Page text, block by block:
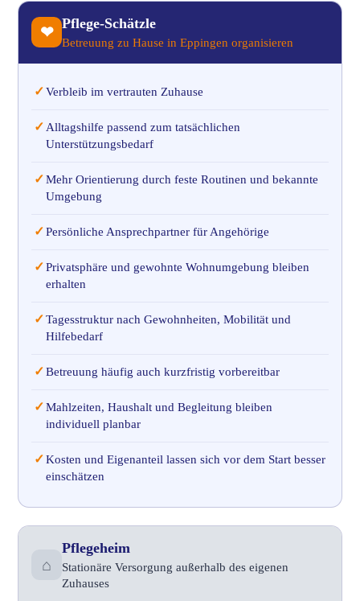
❤
Pflege-Schätzle
Betreuung zu Hause in Eppingen organisieren
✓Verbleib im vertrauten Zuhause
✓ Alltagshilfe passend zum tatsächlichen
Unterstützungsbedarf
✓Mehr Orientierung durch feste Routinen und bekannte
Umgebung
✓Persönliche Ansprechpartner für Angehörige
✓Privatsphäre und gewohnte Wohnumgebung bleiben
erhalten
✓Tagesstruktur nach Gewohnheiten, Mobilität und
Hilfebedarf
✓Betreuung häufig auch kurzfristig vorbereitbar
✓Mahlzeiten, Haushalt und Begleitung bleiben
individuell planbar
✓Kosten und Eigenanteil lassen sich vor dem Start besser
einschätzen
⌂
Pflegeheim
Stationäre Versorgung außerhalb des eigenen
Zuhauses